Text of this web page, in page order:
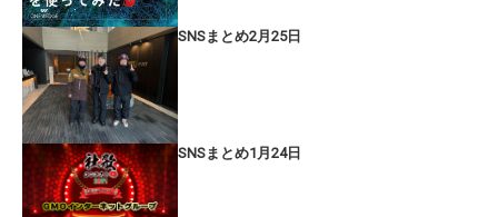
SNSまとめ2月25日
SNSまとめ1月24日